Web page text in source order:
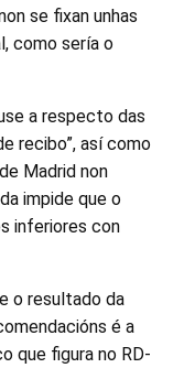
se fixan unhas
como sería o
a respecto das
recibo”, así como
Madrid non
impide que o
inferiores con
o resultado da
é a
que figura no RD-